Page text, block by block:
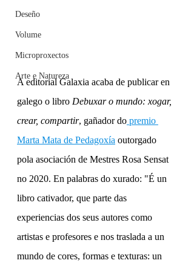
Deseño
Volume
Microproxectos
Arte e Natureza
A editorial Galaxia acaba de publicar en
galego o libro Debuxar o mundo: xogar,
crear, compartir, gañador do premio
Marta Mata de Pedagoxía outorgado
pola asociación de Mestres Rosa Sensat
no 2020. En palabras do xurado: "É un
libro cativador, que parte das
experiencias dos seus autores como
artistas e profesores e nos traslada a un
mundo de cores, formas e texturas: un